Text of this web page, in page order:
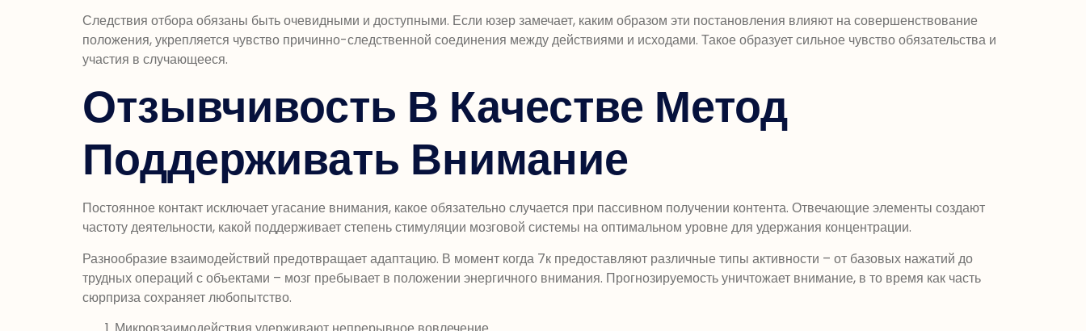
Следствия отбора обязаны быть очевидными и доступными. Если юзер замечает, каким образом эти постановления влияют на совершенствование
положения, укрепляется чувство причинно-следственной соединения между действиями и исходами. Такое образует сильное чувство обязательства и
участия в случающееся.
Отзывчивость В Качестве Метод
Поддерживать Внимание
Постоянное контакт исключает угасание внимания, какое обязательно случается при пассивном получении контента. Отвечающие элементы создают
частоту деятельности, какой поддерживает степень стимуляции мозговой системы на оптимальном уровне для удержания концентрации.
Разнообразие взаимодействий предотвращает адаптацию. В момент когда 7к предоставляют различные типы активности – от базовых нажатий до
трудных операций с объектами – мозг пребывает в положении энергичного внимания. Прогнозируемость уничтожает внимание, в то время как часть
сюрприза сохраняет любопытство.